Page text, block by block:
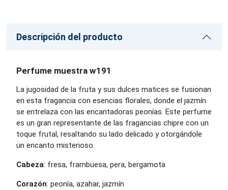
Descripción del producto
Perfume muestra w191
La jugosidad de la fruta y sus dulces matices se fusionan
en esta fragancia con esencias florales, donde el jazmín
se entrelaza con las encantadoras peonías. Este perfume
es un gran representante de las fragancias chipre con un
toque frutal, resaltando su lado delicado y otorgándole
un encanto misterioso.
Cabeza: fresa, frambuesa, pera, bergamota
Corazón: peonía, azahar, jazmín